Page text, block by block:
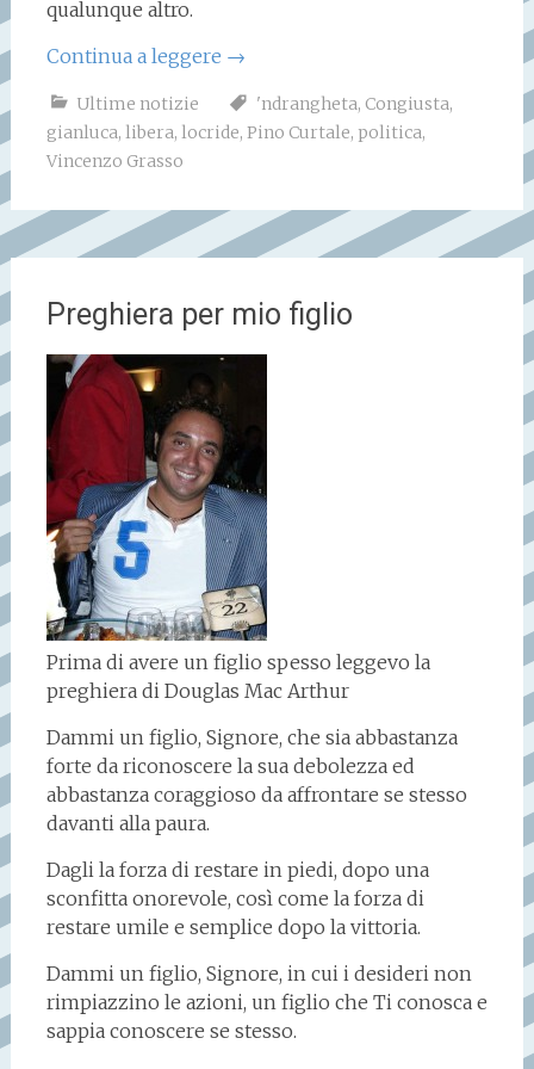
qualunque altro.
Continua a leggere →
Ultime notizie 'ndrangheta, Congiusta,
gianluca, libera, locride, Pino Curtale, politica,
Vincenzo Grasso
Preghiera per mio figlio
Prima di avere un figlio spesso leggevo la
preghiera di Douglas Mac Arthur
Dammi un figlio, Signore, che sia abbastanza
forte da riconoscere la sua debolezza ed
abbastanza coraggioso da affrontare se stesso
davanti alla paura.
Dagli la forza di restare in piedi, dopo una
sconfitta onorevole, così come la forza di
restare umile e semplice dopo la vittoria.
Dammi un figlio, Signore, in cui i desideri non
rimpiazzino le azioni, un figlio che Ti conosca e
sappia conoscere se stesso.